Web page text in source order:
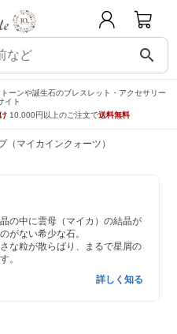
search
ーンや誕生石のブレスレット・アクセサリー
イト
10,000円以上のご注文で送料無料
（マイカインクォーツ）
の中に雲母（マイカ）の結晶が
がない希少な石。
な粒が散らばり、まるで星屑の
。
詳しく知る